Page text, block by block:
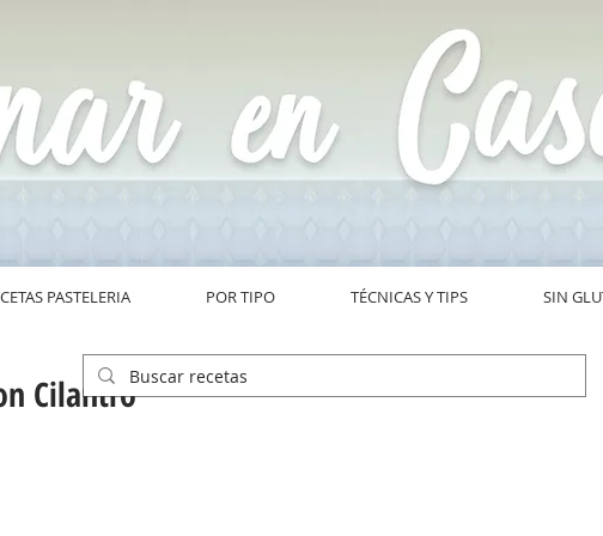
PASTELERIA POR TIPO TÉCNICAS Y TIPS SIN
Cilantro